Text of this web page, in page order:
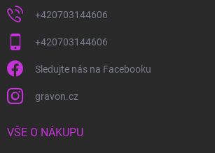
+420703144606
+420703144606
Sledujte nás na Facebooku
gravon.cz
VŠE O NÁKUPU